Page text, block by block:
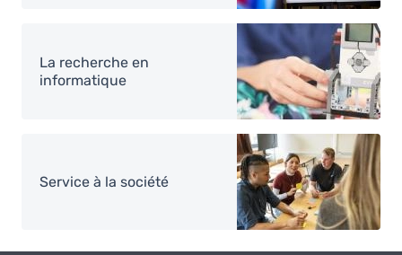
Image
La recherche en
informatique
Image
Service à la société